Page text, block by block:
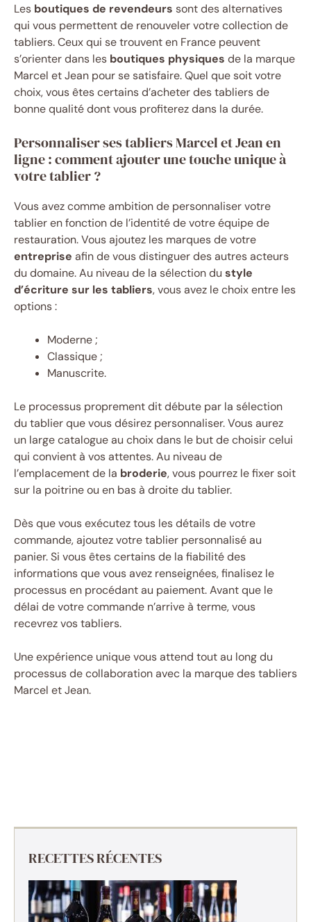
Les boutiques de revendeurs sont des alternatives
qui vous permettent de renouveler votre collection de
tabliers. Ceux qui se trouvent en France peuvent
s’orienter dans les boutiques physiques de la marque
Marcel et Jean pour se satisfaire. Quel que soit votre
choix, vous êtes certains d’acheter des tabliers de
bonne qualité dont vous profiterez dans la durée.
Personnaliser ses tabliers Marcel et Jean en
ligne : comment ajouter une touche unique à
votre tablier ?
Vous avez comme ambition de personnaliser votre
tablier en fonction de l’identité de votre équipe de
restauration. Vous ajoutez les marques de votre
entreprise afin de vous distinguer des autres acteurs
du domaine. Au niveau de la sélection du style
d’écriture sur les tabliers, vous avez le choix entre les
options :
Moderne ;
Classique ;
Manuscrite.
Le processus proprement dit débute par la sélection
du tablier que vous désirez personnaliser. Vous aurez
un large catalogue au choix dans le but de choisir celui
qui convient à vos attentes. Au niveau de
l’emplacement de la broderie, vous pourrez le fixer soit
sur la poitrine ou en bas à droite du tablier.
Dès que vous exécutez tous les détails de votre
commande, ajoutez votre tablier personnalisé au
panier. Si vous êtes certains de la fiabilité des
informations que vous avez renseignées, finalisez le
processus en procédant au paiement. Avant que le
délai de votre commande n’arrive à terme, vous
recevrez vos tabliers.
Une expérience unique vous attend tout au long du
processus de collaboration avec la marque des tabliers
Marcel et Jean.
RECETTES RÉCENTES